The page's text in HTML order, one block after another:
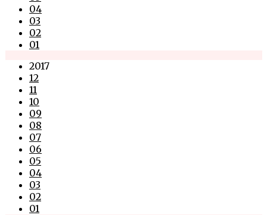
04
03
02
01
2017
12
11
10
09
08
07
06
05
04
03
02
01